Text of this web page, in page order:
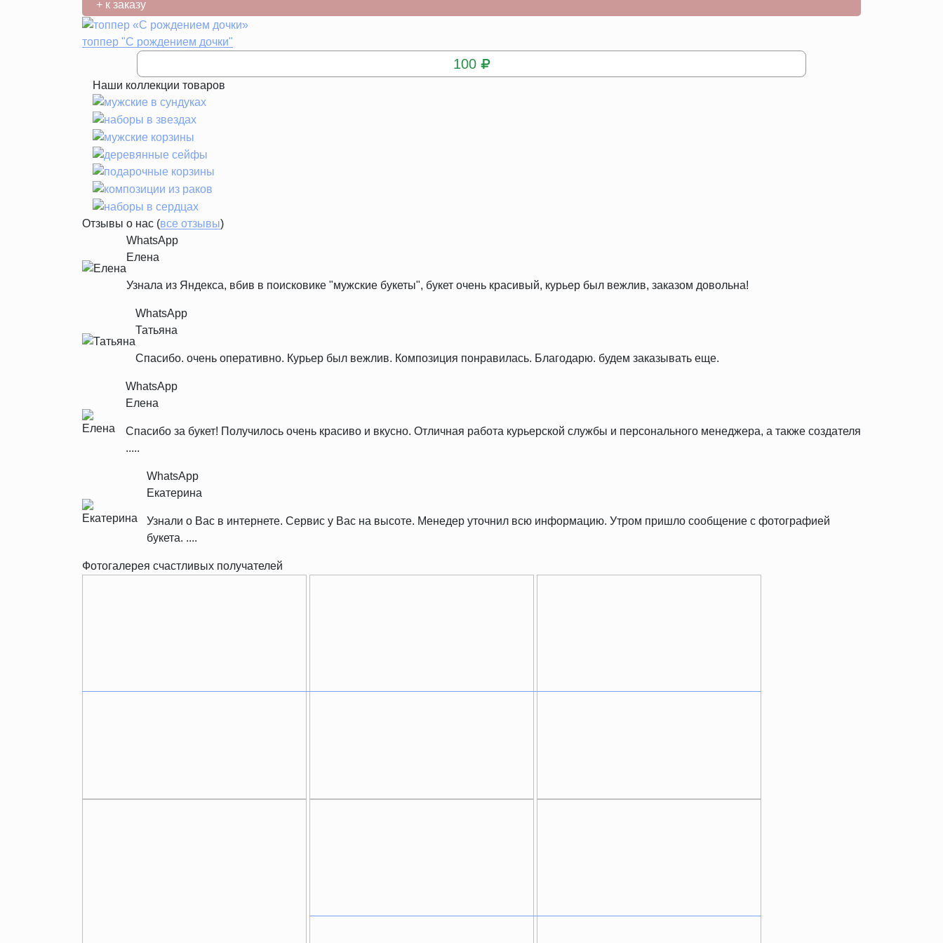
+ к заказу
топпер "С рождением дочки"
100
Наши коллекции товаров
Отзывы о нас (все отзывы)
WhatsApp
Елена
Узнала из Яндекса, вбив в поисковике "мужские букеты", букет очень красивый, курьер был вежлив, заказом довольна!
WhatsApp
Татьяна
Спасибо. очень оперативно. Курьер был вежлив. Композиция понравилась. Благодарю. будем заказывать еще.
WhatsApp
Елена
Спасибо за букет! Получилось очень красиво и вкусно. Отличная работа курьерской службы и персонального менеджера, а также создателя
.....
WhatsApp
Екатерина
Узнали о Вас в интернете. Сервис у Вас на высоте. Менедер уточнил всю информацию. Утром пришло сообщение с фотографией
букета. ....
Фотогалерея счастливых получателей